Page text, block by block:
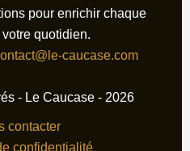
pour enrichir chaque
quotidien.
caucase.com
- Le Caucase - 2026
contacter
confidentialité